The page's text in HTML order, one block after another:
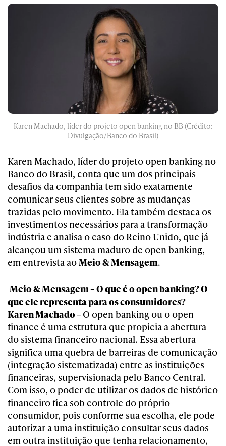
Karen Machado, líder do projeto open banking no BB (Crédito:
Divulgação/Banco do Brasil)
Karen Machado, líder do projeto open banking no
Banco do Brasil, conta que um dos principais
desafios da companhia tem sido exatamente
comunicar seus clientes sobre as mudanças
trazidas pelo movimento. Ela também destaca os
investimentos necessários para a transformação
indústria e analisa o caso do Reino Unido, que já
alcançou um sistema maduro de open banking,
em entrevista aoMeio & Mensagem.
Meio & Mensagem – O que é o open banking? O
que ele representa para os consumidores?
Karen Machado – O open banking ou o open
finance é uma estrutura que propicia a abertura
do sistema financeiro nacional. Essa abertura
significa uma quebra de barreiras de comunicação
(integração sistematizada) entre as instituições
financeiras, supervisionada pelo Banco Central.
Com isso, o poder de utilizar os dados de histórico
financeiro fica sob controle do próprio
consumidor, pois conforme sua escolha, ele pode
autorizar a uma instituição consultar seus dados
em outra instituição que tenha relacionamento,